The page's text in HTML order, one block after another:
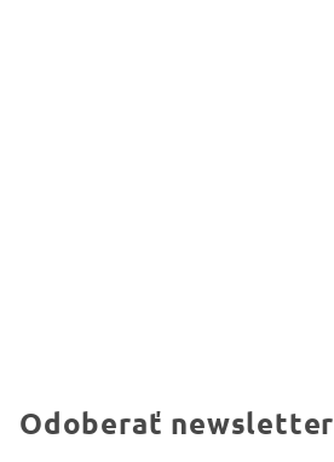
Odoberať newsletter